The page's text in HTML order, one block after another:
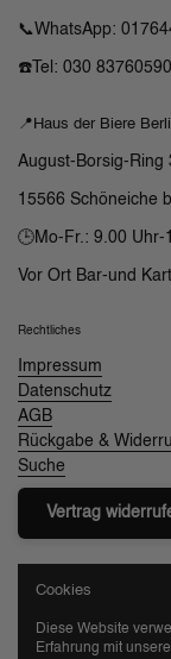
📞WhatsApp:
☎️Tel: 030 83760590
📍Haus der Biere
August-Borsig-Ring
15566 Schöneiche
🕒Mo-Fr.: 9.00 Uhr-
Vor Ort Bar-und
Rechtliches
Impressum
Datenschutz
AGB
Rückgabe &
Suche
Vertrag
💳Zahlarten
Cookies
Diese Website
Erfahrung mit